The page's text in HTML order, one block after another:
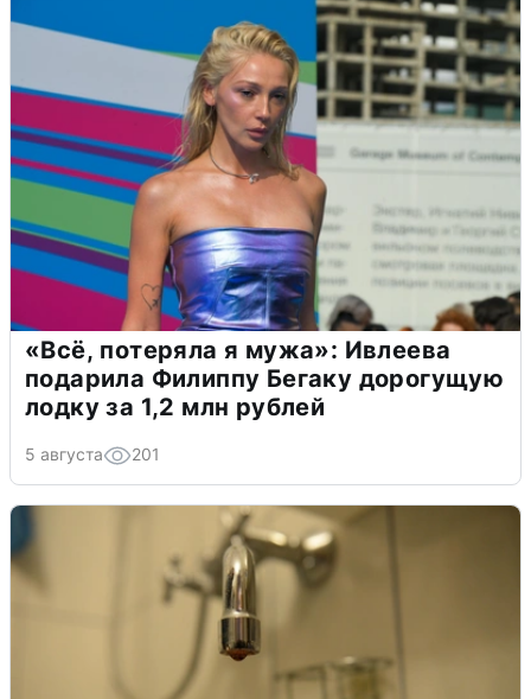
«Всё, потеряла я мужа»: Ивлеева
подарила Филиппу Бегаку дорогущую
лодку за 1,2 млн рублей
5 августа 201